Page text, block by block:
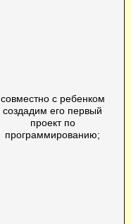
совместно с ребенком
создадим его первый
проект по
программированию;